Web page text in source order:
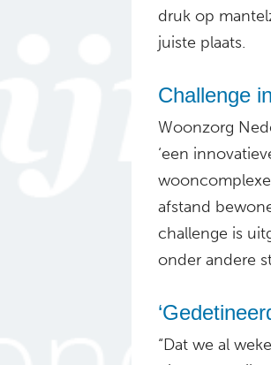
druk op
juiste plaats.
Challenge
Woonzorg
‘een
afstand
challenge is
onder andere
“Dat we al